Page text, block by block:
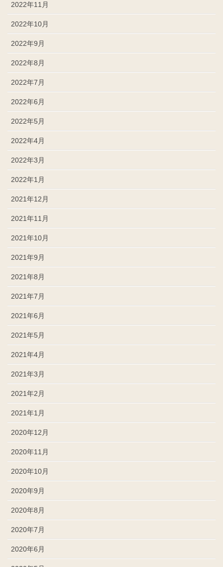
2022年11月
2022年10月
2022年9月
2022年8月
2022年7月
2022年6月
2022年5月
2022年4月
2022年3月
2022年1月
2021年12月
2021年11月
2021年10月
2021年9月
2021年8月
2021年7月
2021年6月
2021年5月
2021年4月
2021年3月
2021年2月
2021年1月
2020年12月
2020年11月
2020年10月
2020年9月
2020年8月
2020年7月
2020年6月